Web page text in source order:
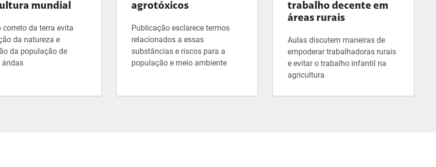
mundial
correto da terra evita
da natureza e
da população de
áridas
agrotóxicos
Publicação esclarece termos
relacionados a essas
substâncias e riscos para a
população e meio ambiente
trabalho decente em
áreas rurais
Aulas discutem maneiras de
empoderar trabalhadoras rurais
e evitar o trabalho infantil na
agricultura